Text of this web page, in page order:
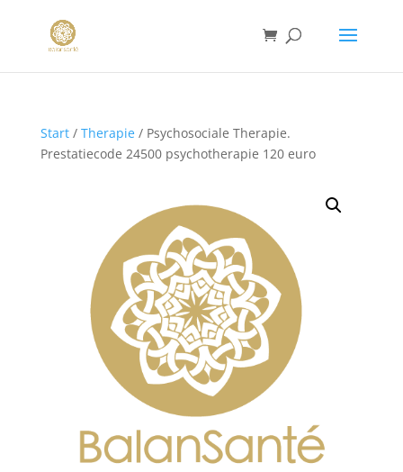
Start/ Therapie/ Psychosociale Therapie.
Prestatiecode 24500 psychotherapie 120 euro